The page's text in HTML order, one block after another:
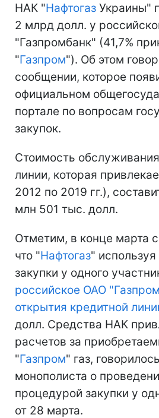
НАК "Нафтогаз Украины"
2 млрд долл. у
"Газпромбанк" (41,7%
"Газпром"). Об этом
сообщении, которое
официальном
портале по вопросам
закупок.
Стоимость
линии, которая
2012 по 2019 гг.),
млн 501 тыс. долл.
Отметим, в конце марта
что "Нафтогаз"
закупки у одного
российское ОАО
открытия кредитной
долл. Средства НАК
расчетов за
"Газпром" газ,
монополиста о
процедурой закупки у
от 28 марта.